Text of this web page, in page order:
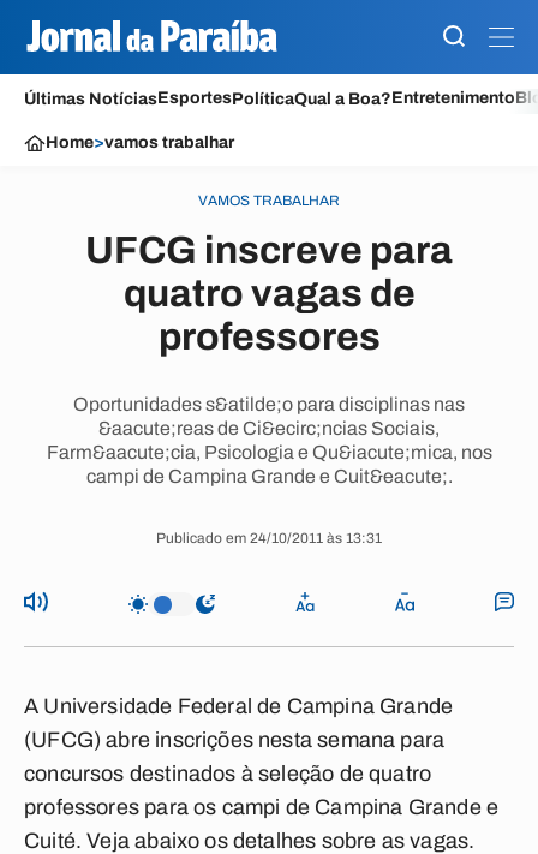
Últimas NotíciasEsportesPolíticaQual a Boa?Entretenimento
Home>vamos trabalhar
VAMOS TRABALHAR
UFCG inscreve para
quatro vagas de
professores
Oportunidades s&atilde;o para disciplinas nas
&aacute;reas de Ci&ecirc;ncias Sociais,
Farm&aacute;cia, Psicologia e Qu&iacute;mica, nos
campi de Campina Grande e Cuit&eacute;.
Publicado em 24/10/2011 às 13:31
A Universidade Federal de Campina Grande
(UFCG) abre inscrições nesta semana para
concursos destinados à seleção de quatro
professores para os campi de Campina Grande e
Cuité. Veja abaixo os detalhes sobre as vagas.